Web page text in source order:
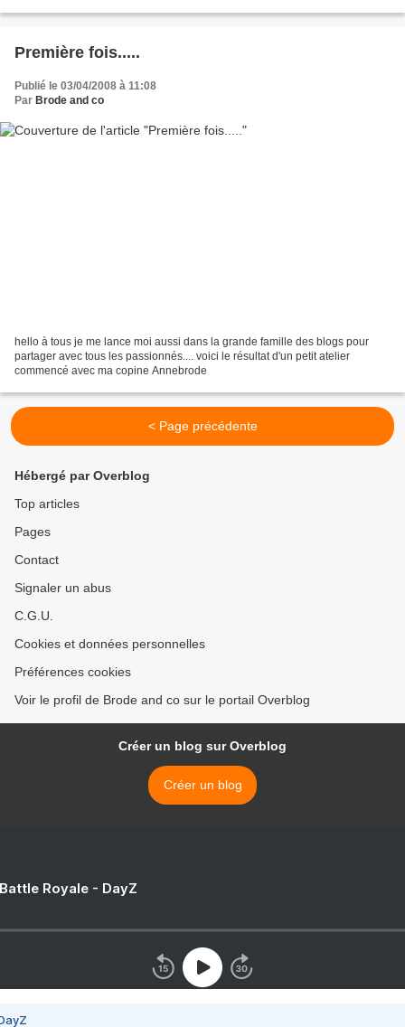
Première fois.....
Publié le 03/04/2008 à 11:08
Par Brode and co
hello à tous je me lance moi aussi dans la grande famille des blogs pour
partager avec tous les passionnés.... voici le résultat d'un petit atelier
commencé avec ma copine Annebrode
< Page précédente
Hébergé par Overblog
Top articles
Pages
Contact
Signaler un abus
C.G.U.
Cookies et données personnelles
Préférences cookies
Voir le profil de Brode and co sur le portail Overblog
Créer un blog sur Overblog
Créer un blog
Royale - DayZ